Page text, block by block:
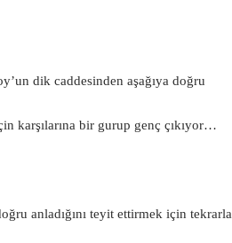
dik caddesinden aşağıya doğru
karşılarına bir gurup genç çıkıyor…
anladığını teyit ettirmek için